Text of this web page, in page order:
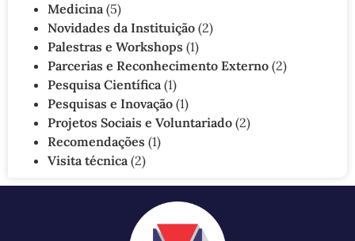
Medicina (5)
Novidades da Instituição (2)
Palestras e Workshops (1)
Parcerias e Reconhecimento Externo (2)
Pesquisa Científica (1)
Pesquisas e Inovação (1)
Projetos Sociais e Voluntariado (2)
Recomendações (1)
Visita técnica (2)